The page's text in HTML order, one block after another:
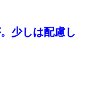
いう話をしていた
と話を切り上げて
ワロタあんてな
母親「あっち行っ
少しは配慮し